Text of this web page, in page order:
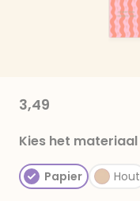
3,49
Kies het materiaal
Papier Hout